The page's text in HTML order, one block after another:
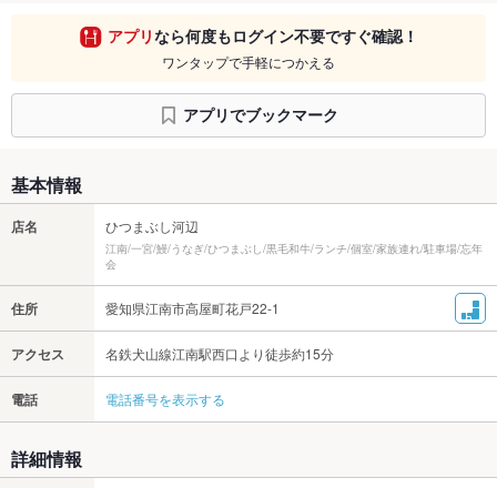
アプリなら何度もログイン不要ですぐ確認！
ワンタップで手軽につかえる
アプリでブックマーク
基本情報
店名 ひつまぶし河辺
江南/一宮/鰻/うなぎ/ひつまぶし/黒毛和牛/ランチ/個室/家族連れ/駐車場/忘年
会
住所 愛知県江南市高屋町花戸22-1
アクセス 名鉄犬山線江南駅西口より徒歩約15分
電話 電話番号を表示する
詳細情報